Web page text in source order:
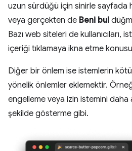
uzun sürdüğü için sinirle sayfada
veya gerçekten de Beni bul
Bazı web siteleri de kullanıcıları,
içeriği tıklamaya ikna etme
Diğer bir önlem ise istemlerin
yönelik önlemler eklemektir.
engelleme veya izin istemini daha
şekilde gösterme gibi.